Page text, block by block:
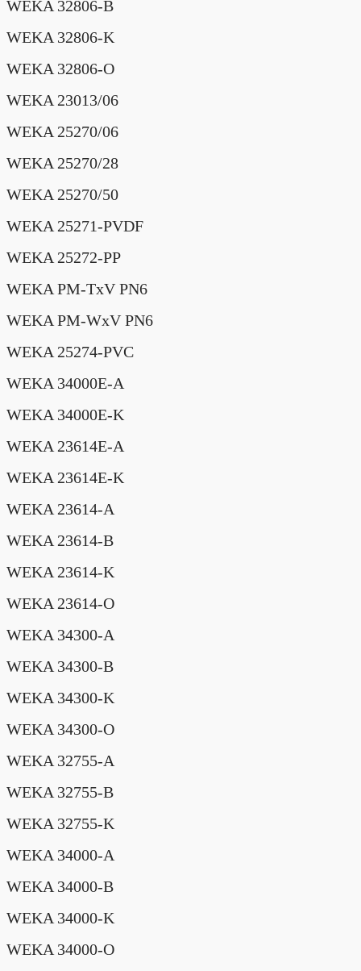
WEKA 32806-B
WEKA 32806-K
WEKA 32806-O
WEKA 23013/06
WEKA 25270/06
WEKA 25270/28
WEKA 25270/50
WEKA 25271-PVDF
WEKA 25272-PP
WEKA PM-TxV PN6
WEKA PM-WxV PN6
WEKA 25274-PVC
WEKA 34000E-A
WEKA 34000E-K
WEKA 23614E-A
WEKA 23614E-K
WEKA 23614-A
WEKA 23614-B
WEKA 23614-K
WEKA 23614-O
WEKA 34300-A
WEKA 34300-B
WEKA 34300-K
WEKA 34300-O
WEKA 32755-A
WEKA 32755-B
WEKA 32755-K
WEKA 34000-A
WEKA 34000-B
WEKA 34000-K
WEKA 34000-O